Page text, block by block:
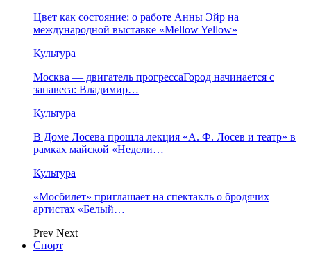
Цвет как состояние: о работе Анны Эйр на
международной выставке «Mellow Yellow»
Культура
Москва — двигатель прогрессаГород начинается с
занавеса: Владимир…
Культура
В Доме Лосева прошла лекция «А. Ф. Лосев и театр» в
рамках майской «Недели…
Культура
«Мосбилет» приглашает на спектакль о бродячих
артистах «Белый…
Prev Next
Спорт